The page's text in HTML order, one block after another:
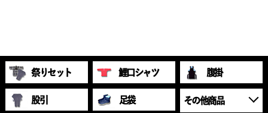
祭りセット 鯉口シャツ 腹掛
股引 足袋 その他商品